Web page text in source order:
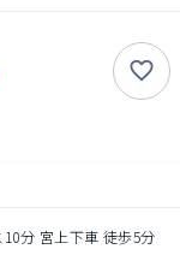
分 宮上下車 徒歩5分